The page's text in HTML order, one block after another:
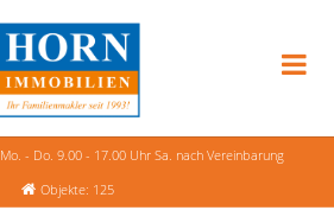
Mo. - Do. 9.00 - 17.00 Uhr Sa. nach Vereinbarung
Objekte: 125